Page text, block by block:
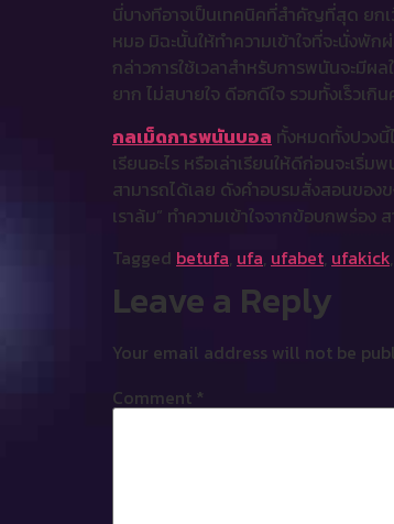
นี่บางทีอาจเป็นเทคนิคที่สำคัญที่สุด ยก
หมอ มิฉะนั้นให้ทำความเข้าใจที่จะนั่งพั
กล่าวการใช้เวลาสำหรับการพนันจะมี
ยาก ไม่สบายใจ ดีอกดีใจ รวมทั้งเร็วเ
กลเม็ดการพนันบอล ทั้งหมดทั้งปวงนี้
เรียนอะไร หรือเล่าเรียนให้ดีก่อนจะเ
สามารถได้เลย ดังคำอบรมสั่งสอนของ
เราล้ม” ทำความเข้าใจจากข้อบกพร่อ
Tagged betufa, ufa, ufabet, ufakick,
Leave a Reply
Your email address will not be
Comment *